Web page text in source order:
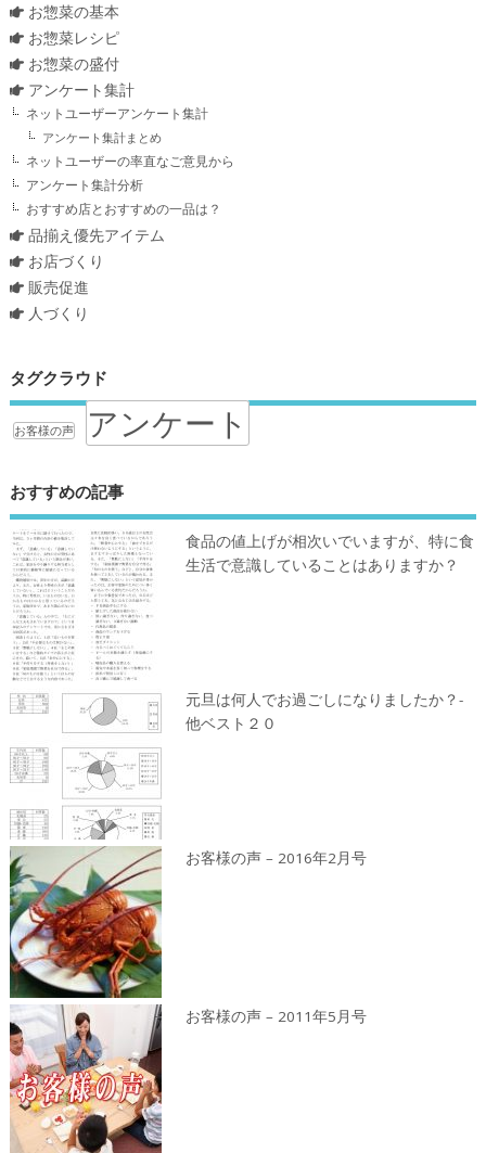
お惣菜の基本
お惣菜レシピ
お惣菜の盛付
アンケート集計
ネットユーザーアンケート集計
アンケート集計まとめ
ネットユーザーの率直なご意見から
アンケート集計分析
おすすめ店とおすすめの一品は？
品揃え優先アイテム
お店づくり
販売促進
人づくり
タグクラウド
お客様の声 アンケート
おすすめの記事
食品の値上げが相次いでいますが、特に食
生活で意識していることはありますか？
元旦は何人でお過ごしになりましたか？-
他ベスト２０
お客様の声 – 2016年2月号
お客様の声 – 2011年5月号